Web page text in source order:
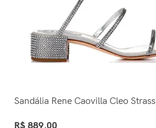
Sandália Rene Caovilla Cleo Strass